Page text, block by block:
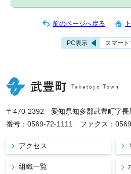
前のページへ戻る
PC表示 スマー
〒470-2392 愛知県知多郡武豊町字長
番号：0569-72-1111 ファクス：
アクセス
組織一覧